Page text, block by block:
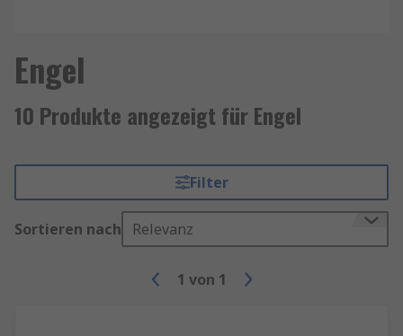
Engel
10 Produkte angezeigt für Engel
Filter
Sortieren nach Relevanz
1 von 1